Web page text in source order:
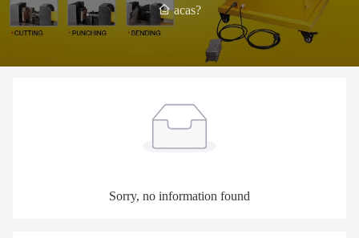
acas?
Sorry, no information found